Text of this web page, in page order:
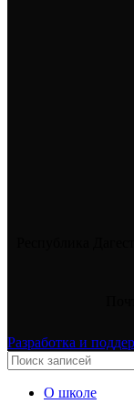
Разработка и
О школе